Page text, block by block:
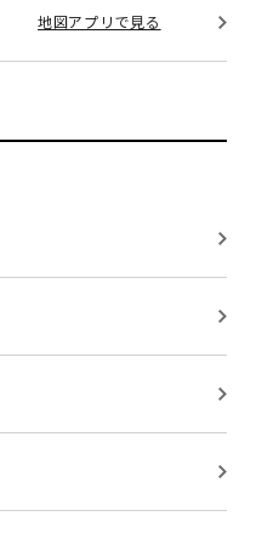
地図アプリで見る